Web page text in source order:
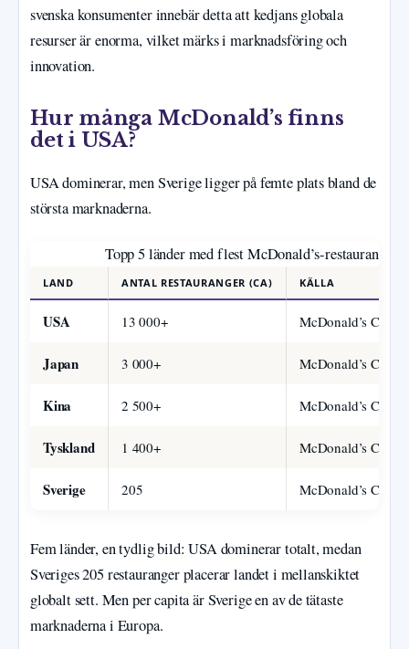
svenska konsumenter innebär detta att kedjans globala
resurser är enorma, vilket märks i marknadsföring och
innovation.
Hur många McDonald’s finns
det i USA?
USA dominerar, men Sverige ligger på femte plats bland de
största marknaderna.
Topp 5 länder med flest McDonald’s-restauranger
LAND ANTAL RESTAURANGER (CA) KÄLLA
USA 13 000+ McDonald’s
Japan 3 000+ McDonald’s
Kina 2 500+ McDonald’s
Tyskland 1 400+ McDonald’s
Sverige 205 McDonald’s
Fem länder, en tydlig bild: USA dominerar totalt, medan
Sveriges 205 restauranger placerar landet i mellanskiktet
globalt sett. Men per capita är Sverige en av de tätaste
marknaderna i Europa.